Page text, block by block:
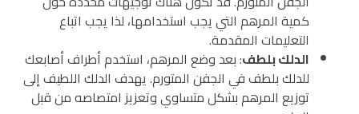
كمية المرهم التي يجب استخدامها، لذا يجب اتباع
التعليمات المقدمة.
الدلك بلطف: بعد وضع المرهم، استخدم أطراف أصابعك
للدلك بلطف في الجفن المتورم. يهدف الدلك اللطيف إلى
توزيع المرهم بشكل متساوي وتعزيز امتصاصه من قبل